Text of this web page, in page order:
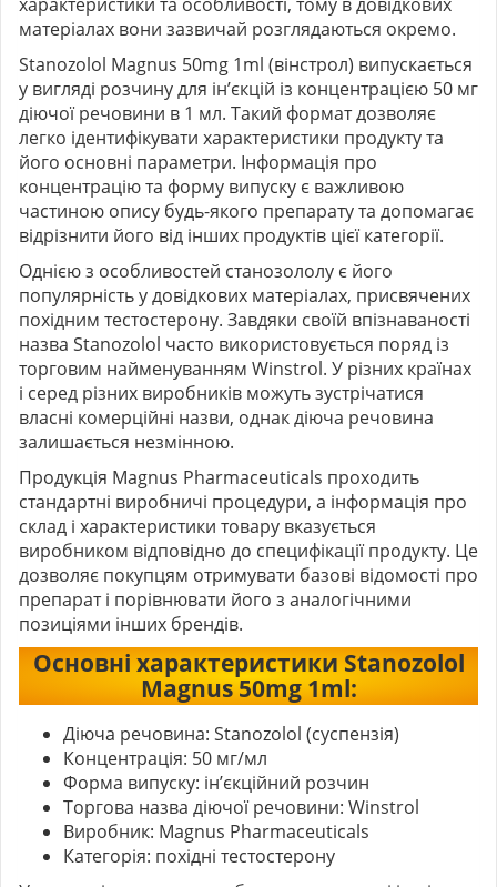
матеріалах вони зазвичай розглядаються окремо.
Stanozolol Magnus 50mg 1ml (вінстрол) випускається
у вигляді розчину для ін’єкцій із концентрацією 50 мг
діючої речовини в 1 мл. Такий формат дозволяє
легко ідентифікувати характеристики продукту та
його основні параметри. Інформація про
концентрацію та форму випуску є важливою
частиною опису будь-якого препарату та допомагає
відрізнити його від інших продуктів цієї категорії.
Однією з особливостей станозололу є його
популярність у довідкових матеріалах, присвячених
похідним тестостерону. Завдяки своїй впізнаваності
назва Stanozolol часто використовується поряд із
торговим найменуванням Winstrol. У різних країнах
і серед різних виробників можуть зустрічатися
власні комерційні назви, однак діюча речовина
залишається незмінною.
Продукція Magnus Pharmaceuticals проходить
стандартні виробничі процедури, а інформація про
склад і характеристики товару вказується
виробником відповідно до специфікації продукту. Це
дозволяє покупцям отримувати базові відомості про
препарат і порівнювати його з аналогічними
позиціями інших брендів.
Основні характеристики Stanozolol
Magnus 50mg 1ml:
Діюча речовина: Stanozolol (суспензія)
Концентрація: 50 мг/мл
Форма випуску: ін’єкційний розчин
Торгова назва діючої речовини: Winstrol
Виробник: Magnus Pharmaceuticals
Категорія: похідні тестостерону